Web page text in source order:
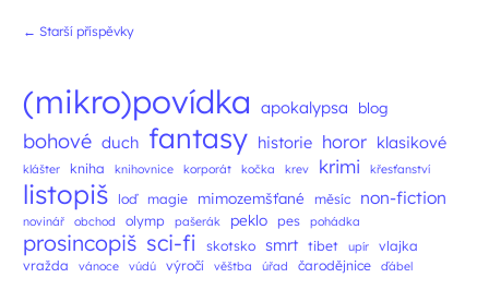
← Starší příspěvky
(mikro)povídka apokalypsa blog
bohové duch fantasy historie horor klasikové
klášter kniha knihovnice korporát kočka krev krimi křesťanství
listopiš loď magie mimozemšťané měsíc non-fiction
novinář obchod olymp pašerák peklo pes pohádka
prosincopiš sci-fi skotsko smrt tibet upír
vlajka
vražda
vánoce vúdú výročí věštba úřad čarodějnice ďábel